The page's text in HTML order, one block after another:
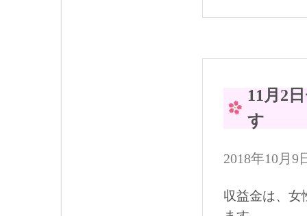
11月2
す
2018年10月
収益金は、女